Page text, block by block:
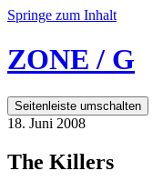
Springe zum Inhalt
ZONE / G
Seitenleiste umschalten
18. Juni 2008
The Killers